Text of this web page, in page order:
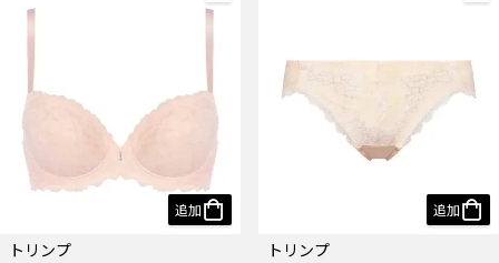
追加
トリンプ
追加
トリンプ